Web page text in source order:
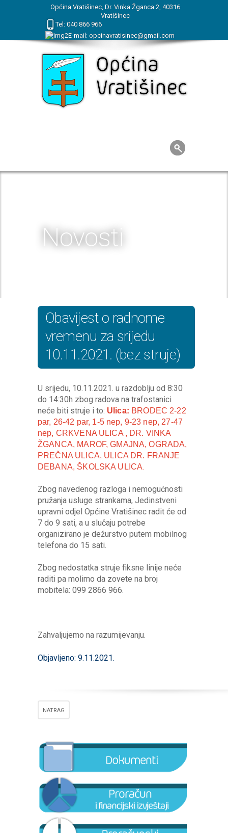
Općina Vratišinec, Dr. Vinka Žganca 2, 40316
Vratišinec
Tel: 040 866 966
E-mail: opcinavratisinec@gmail.com
Novosti
Obavijest o radnome
vremenu za srijedu
10.11.2021. (bez struje)
U srijedu, 10.11.2021. u razdoblju od 8:30
do 14:30h zbog radova na trafostanici
neće biti struje i to: Ulica: BRODEC 2-22
par, 26-42 par, 1-5 nep, 9-23 nep, 27-47
nep, CRKVENA ULICA , DR. VINKA
ŽGANCA, MAROF, GMAJNA, OGRADA,
PREČNA ULICA, ULICA DR. FRANJE
DEBANA, ŠKOLSKA ULICA.
Zbog navedenog razloga i nemogućnosti
pružanja usluge strankama, Jedinstveni
upravni odjel Općine Vratišinec radit će od
7 do 9 sati, a u slučaju potrebe
organizirano je dežurstvo putem mobilnog
telefona do 15 sati.
Zbog nedostatka struje fiksne linije neće
raditi pa molimo da zovete na broj
mobitela: 099 2866 966.
Zahvaljujemo na razumijevanju.
Objavljeno: 9.11.2021.
NATRAG